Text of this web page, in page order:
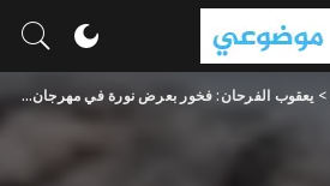
> يعقوب الفرحان: فخور بعرض نورة في مهرجان كان والفيلم يخص كل سعودي.. فيديو خاص سيدتي